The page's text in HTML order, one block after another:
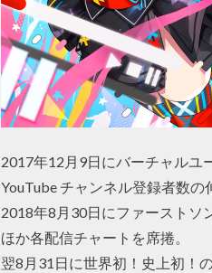
2017年12月9日にバーチャルユ
YouTube チャンネル登録者数
2018年8月30日にファーストソ
ほか各配信チャートを席捲。
翌8月31日に世界初！史上初！